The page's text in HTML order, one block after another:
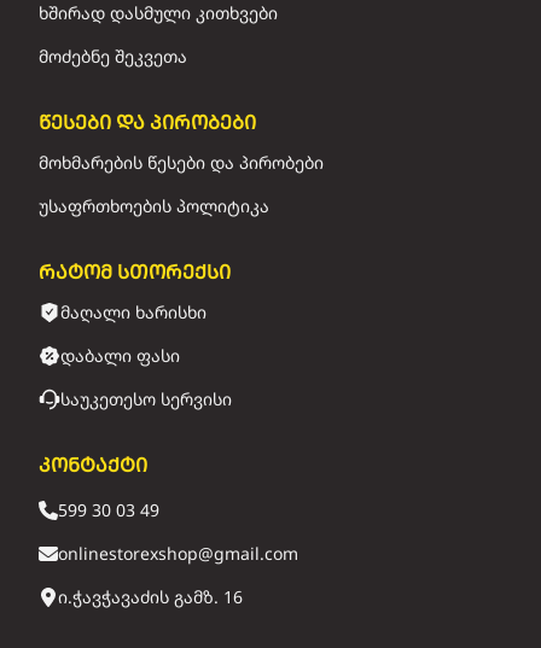
ხშირად დასმული კითხვები
მოძებნე შეკვეთა
წესები და პირობები
მოხმარების წესები და პირობები
უსაფრთხოების პოლიტიკა
რატომ სთორექსი
მაღალი ხარისხი
დაბალი ფასი
საუკეთესო სერვისი
კონტაქტი
599 30 03 49
onlinestorexshop@gmail.com
ი.ჭავჭავაძის გამზ. 16